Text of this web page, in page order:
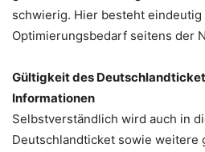
schwierig. Hier besteht eindeutig
Optimierungsbedarf seitens der
Gültigkeit des
Informationen
Selbstverständlich wird auch in
Deutschlandticket sowie weitere